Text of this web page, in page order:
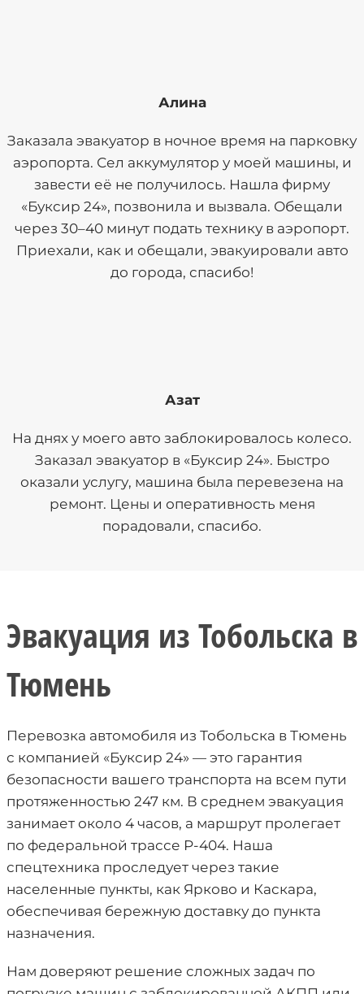
Алина
Заказала эвакуатор в ночное время на парковку
аэропорта. Сел аккумулятор у моей машины, и
завести её не получилось. Нашла фирму
«Буксир 24», позвонила и вызвала. Обещали
через 30–40 минут подать технику в аэропорт.
Приехали, как и обещали, эвакуировали авто
до города, спасибо!
Азат
На днях у моего авто заблокировалось колесо.
Заказал эвакуатор в «Буксир 24». Быстро
оказали услугу, машина была перевезена на
ремонт. Цены и оперативность меня
порадовали, спасибо.
Эвакуация из Тобольска в
Тюмень
Перевозка автомобиля из Тобольска в Тюмень
с компанией «Буксир 24» — это гарантия
безопасности вашего транспорта на всем пути
протяженностью 247 км. В среднем эвакуация
занимает около 4 часов, а маршрут пролегает
по федеральной трассе Р-404. Наша
спецтехника проследует через такие
населенные пункты, как Ярково и Каскара,
обеспечивая бережную доставку до пункта
назначения.
Нам доверяют решение сложных задач по